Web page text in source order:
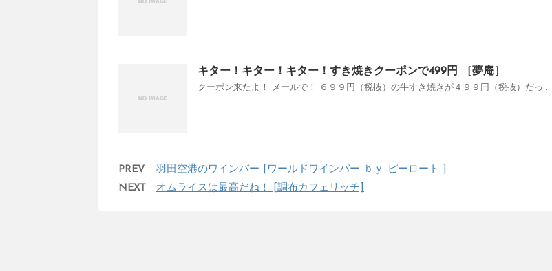
キター！キター！キター！すき焼きクーポンで499円 ［夢庵］
クーポン来たよ！ メールで！ ６９９円（税抜）の牛すき焼きが４９９円（税抜）だっ ...
PREV
羽田空港のワインバー [ワールドワインバー ｂｙ ピーロート ]
NEXT
オムライスは最高だね！ [調布カフェリッチ]